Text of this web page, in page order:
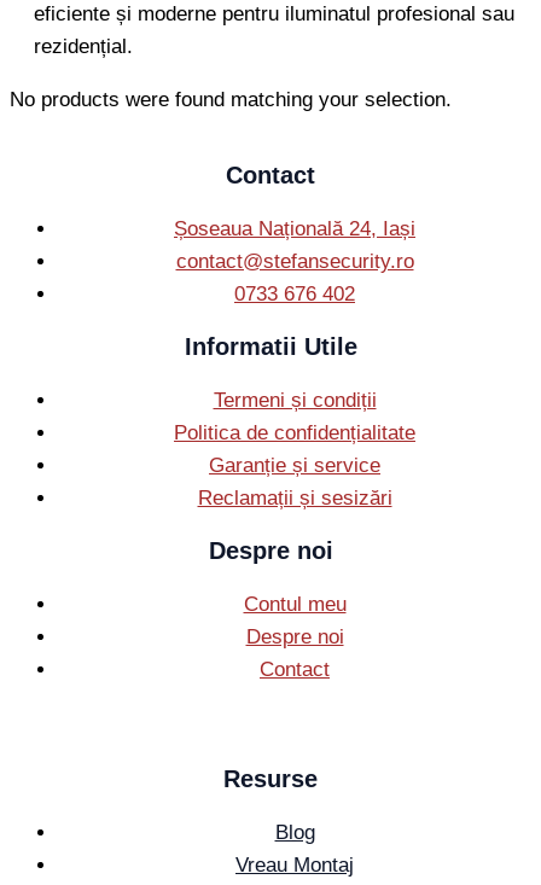
eficiente și moderne pentru iluminatul profesional sau
rezidențial.
No products were found matching your selection.
Contact
Șoseaua Națională 24, Iași
contact@stefansecurity.ro
0733 676 402
Informatii Utile
Termeni și condiții
Politica de confidențialitate
Garanție și service
Reclamații și sesizări
Despre noi
Contul meu
Despre noi
Contact
Resurse
Blog
Vreau Montaj